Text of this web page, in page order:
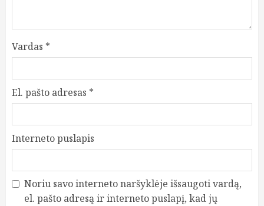
Vardas *
El. pašto adresas *
Interneto puslapis
Noriu savo interneto naršyklėje išsaugoti vardą,
el. pašto adresą ir interneto puslapį, kad jų